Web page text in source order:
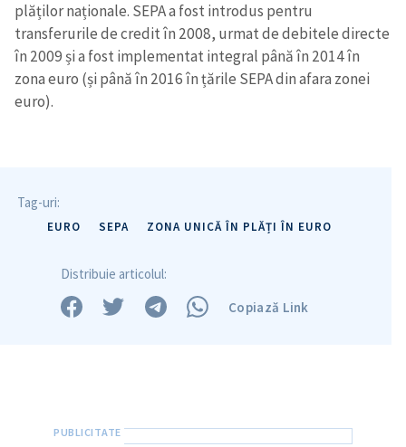
plăților naționale. SEPA a fost introdus pentru
transferurile de credit în 2008, urmat de debitele directe
în 2009 și a fost implementat integral până în 2014 în
zona euro (și până în 2016 în țările SEPA din afara zonei
euro).
Tag-uri:
EURO SEPA ZONA UNICĂ ÎN PLĂȚI ÎN EURO
Distribuie articolul:
Copiază Link